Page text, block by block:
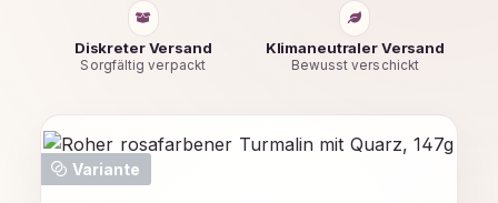
Bildergalerie überspringen
Variante
Diskreter Versand
Sorgfältig verpackt
Klimaneutraler Versand
Bewusst verschickt